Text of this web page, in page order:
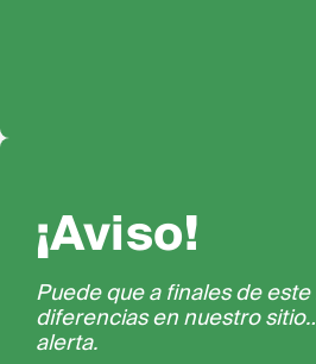
¡Aviso!
Puede que a finales de
diferencias en nuestro
alerta.